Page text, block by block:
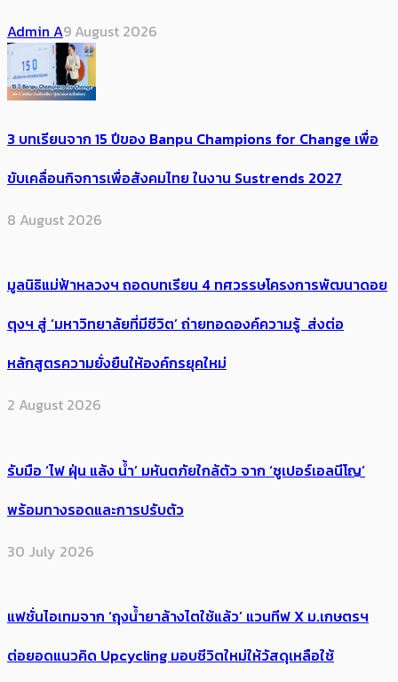
Admin A9 August 2026
3 บทเรียนจาก 15 ปีของ Banpu Champions for Change เพื่อ
ขับเคลื่อนกิจการเพื่อสังคมไทย ในงาน Sustrends 2027
8 August 2026
มูลนิธิแม่ฟ้าหลวงฯ ถอดบทเรียน 4 ทศวรรษโครงการพัฒนาดอย
ตุงฯ สู่ ‘มหาวิทยาลัยที่มีชีวิต’ ถ่ายทอดองค์ความรู้ ส่งต่อ
หลักสูตรความยั่งยืนให้องค์กรยุคใหม่
2 August 2026
รับมือ ‘ไฟ ฝุ่น แล้ง น้ำ’ มหันตภัยใกล้ตัว จาก ‘ซูเปอร์เอลนีโญ’
พร้อมทางรอดและการปรับตัว
30 July 2026
แฟชั่นไอเทมจาก ‘ถุงน้ำยาล้างไตใช้แล้ว’ แวนทีฟ X ม.เกษตรฯ
ต่อยอดแนวคิด Upcycling มอบชีวิตใหม่ให้วัสดุเหลือใช้